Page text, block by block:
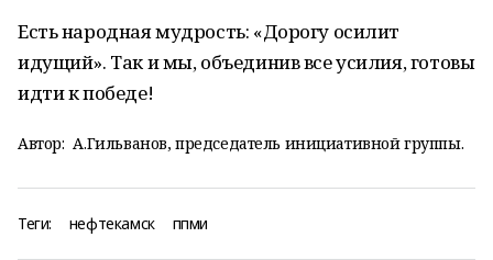
Есть народная мудрость: «Дорогу осилит
идущий». Так и мы, объединив все усилия, готовы
идти к победе!
Автор: А.Гильванов, председатель инициативной группы.
Теги: нефтекамск ппми